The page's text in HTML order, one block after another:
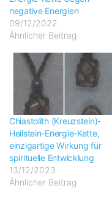
negative Energien
09/12/2022
Ähnlicher Beitrag
Chiastolith (Kreuzstein)-
Heilstein-Energie-Kette,
einzigartige Wirkung für
spirituelle Entwicklung
13/12/2023
Ähnlicher Beitrag